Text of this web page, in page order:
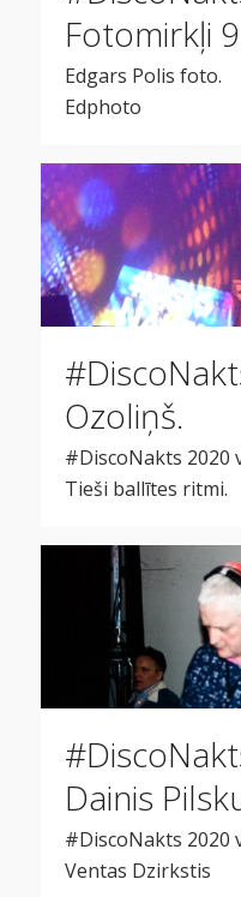
Fotomirkļi
Edgars Polis foto.
Edphoto
Ozoliņš.
#DiscoNakts 2020
Tieši ballītes ritmi.
Dainis
#DiscoNakts 2020
Ventas Dzirkstis